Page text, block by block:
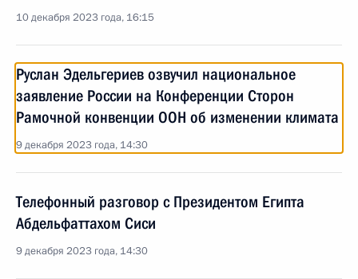
10 декабря 2023 года, 16:15
Руслан Эдельгериев озвучил национальное
заявление России на Конференции Сторон
Рамочной конвенции ООН об изменении климата
9 декабря 2023 года, 14:30
Телефонный разговор с Президентом Египта
Абдельфаттахом Сиси
9 декабря 2023 года, 14:30